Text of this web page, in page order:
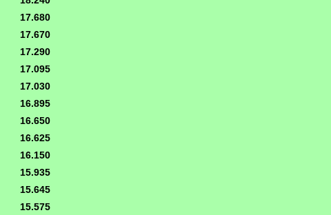
17.680
17.670
17.290
17.095
17.030
16.895
16.650
16.625
16.150
15.935
15.645
15.575